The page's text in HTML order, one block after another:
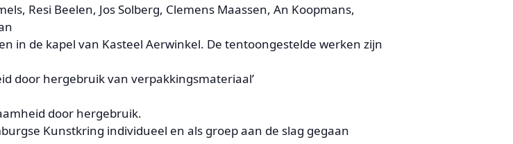
Resi Beelen, Jos Solberg, Clemens Maassen, An Koopmans,
in de kapel van Kasteel Aerwinkel. De tentoongestelde werken zijn
door hergebruik van verpakkingsmateriaal’
door hergebruik.
Kunstkring individueel en als groep aan de slag gegaan